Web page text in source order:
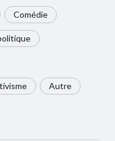
Comédie
Autre